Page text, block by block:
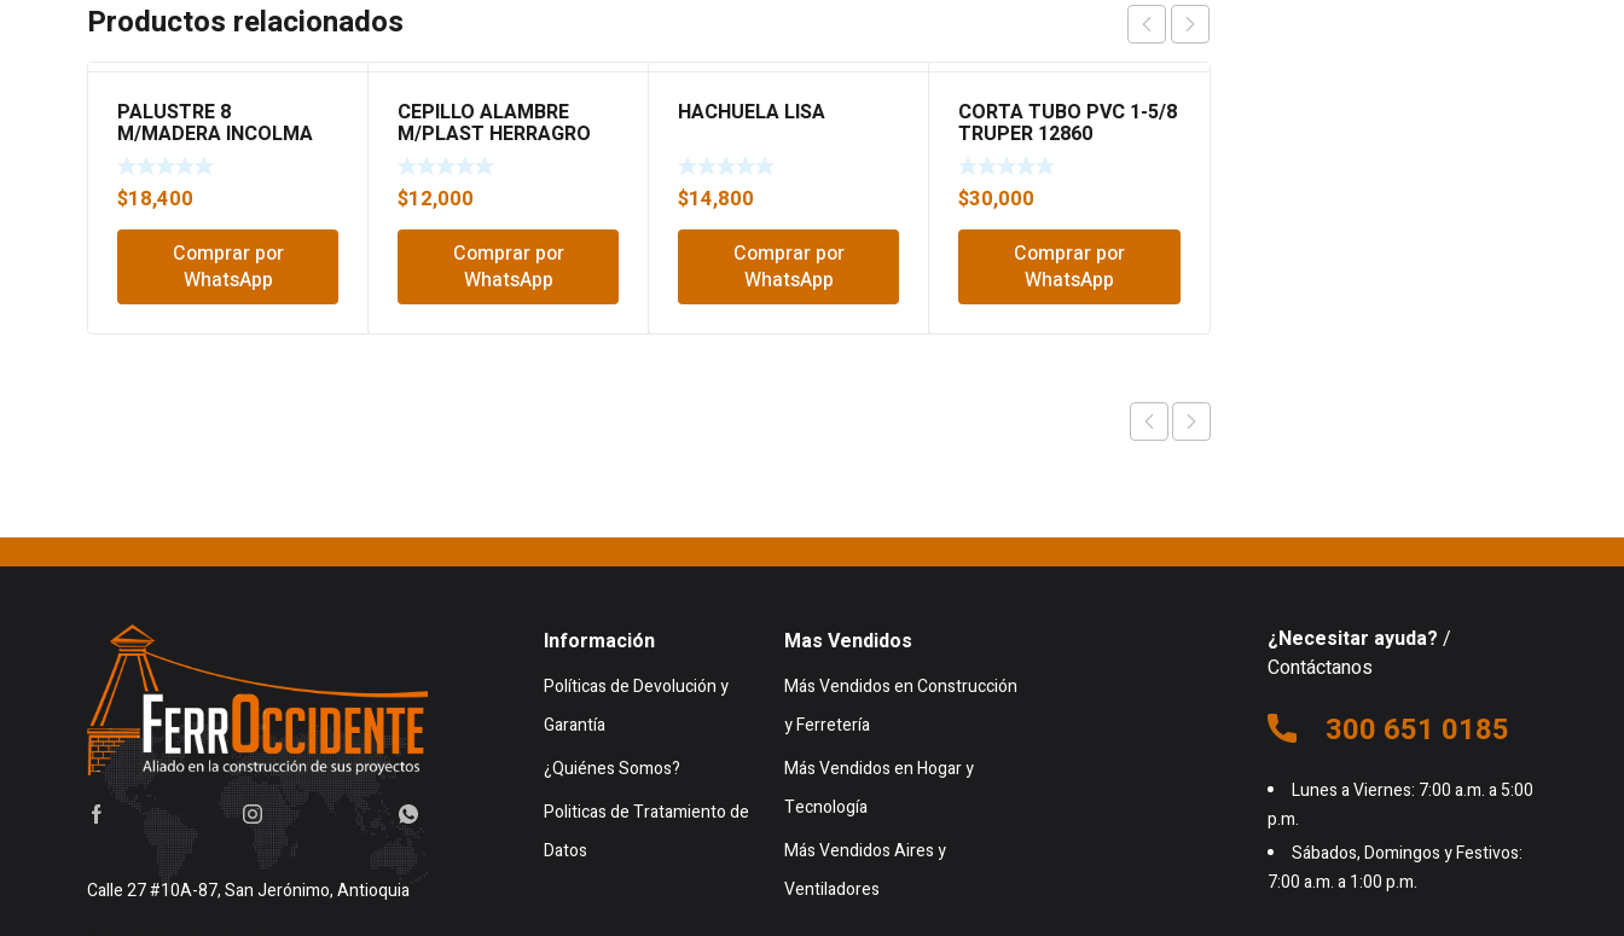
Productos relacionados
PALUSTRE 8
M/MADERA INCOLMA
85410108
$18,400
Comprar por
WhatsApp
CEPILLO ALAMBRE
M/PLAST HERRAGRO
75080116
$12,000
Comprar por
WhatsApp
HACHUELA LISA
$14,800
Comprar por
WhatsApp
CORTA TUBO PVC 1-5/8
TRUPER 12860
$30,000
Comprar por
WhatsApp
Calle 27 #10A-87, San Jerónimo, Antioquia
Información
Políticas de Devolución y
Garantía
¿Quiénes Somos?
Politicas de Tratamiento de
Datos
Mas Vendidos
Más Vendidos en Construcción
y Ferretería
Más Vendidos en Hogar y
Tecnología
Más Vendidos Aires y
Ventiladores
¿Necesitar ayuda? /
Contáctanos
300 651 0185
Lunes a Viernes: 7:00 a.m. a 5:00
p.m.
Sábados, Domingos y Festivos:
7:00 a.m. a 1:00 p.m.